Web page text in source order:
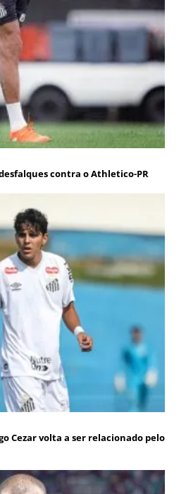
contra o Athletico-PR
Cezar volta a ser relacionado pelo